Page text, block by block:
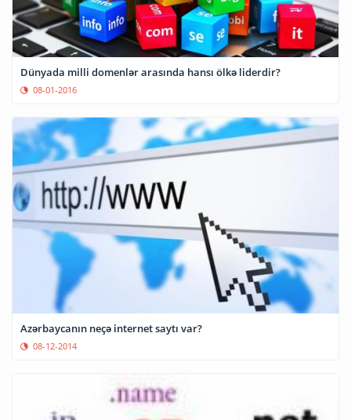
Dünyada milli domenlər arasında hansı ölkə liderdir?
08-01-2016
Azərbaycanın neçə internet saytı var?
08-12-2014